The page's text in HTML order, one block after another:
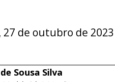
27 de outubro de 2023
Sousa Silva